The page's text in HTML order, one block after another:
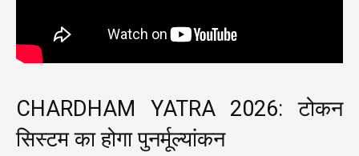
CHARDHAM YATRA 2026: टोकन
सिस्टम का होगा पुनर्मूल्यांकन